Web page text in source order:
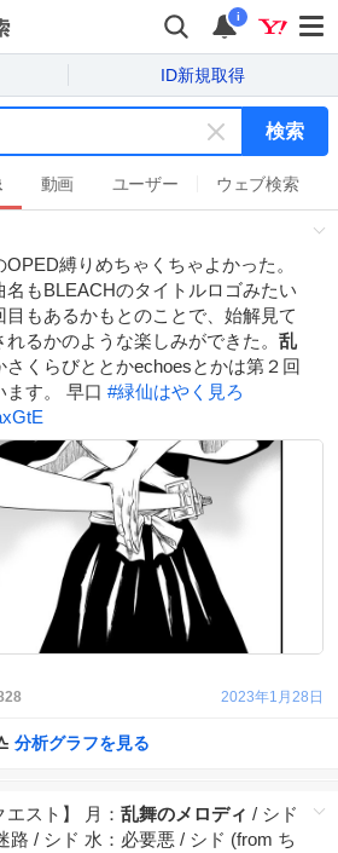
i
ID新規取得
キ
ー
ワ
ド
を
消
す
検索
動画 ユーザー ウェブ検索
縛りめちゃくちゃよかった。
名もBLEACHのタイトルロゴみたい
目もあるかもとのことで、始解見て
るかのような楽しみができた。 乱
さくらびととかechoesとかは第２回
ます。 早口 #緑仙はやく見ろ
2023年1月28日
分析グラフを見る
スト】 月： 乱舞のメロディ / シド
路 / シド 水：必要悪 / シド (from ち